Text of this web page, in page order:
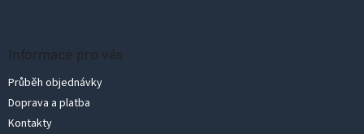
Informace pro vás
Průběh objednávky
Doprava a platba
Kontakty